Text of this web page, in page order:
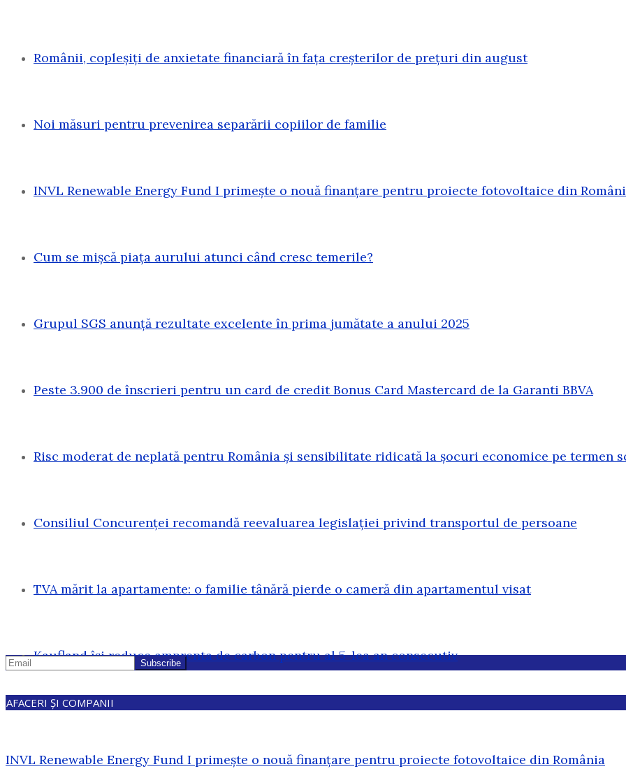
Românii, copleșiți de anxietate financiară în fața creșterilor de prețuri din august
Noi măsuri pentru prevenirea separării copiilor de familie
INVL Renewable Energy Fund I primește o nouă finanțare pentru proiecte fotovoltaice din
Cum se mișcă piața aurului atunci când cresc temerile?
Grupul SGS anunță rezultate excelente în prima jumătate a anului 2025
Peste 3.900 de înscrieri pentru un card de credit Bonus Card Mastercard de la Garanti BBVA
Risc moderat de neplată pentru România și sensibilitate ridicată la șocuri economice pe termen
Consiliul Concurenței recomandă reevaluarea legislației privind transportul de persoane
TVA mărit la apartamente: o familie tânără pierde o cameră din apartamentul visat
Kaufland își reduce amprenta de carbon pentru al 5-lea an consecutiv
AFACERI ȘI COMPANII
INVL Renewable Energy Fund I primește o nouă finanțare pentru proiecte fotovoltaice din România